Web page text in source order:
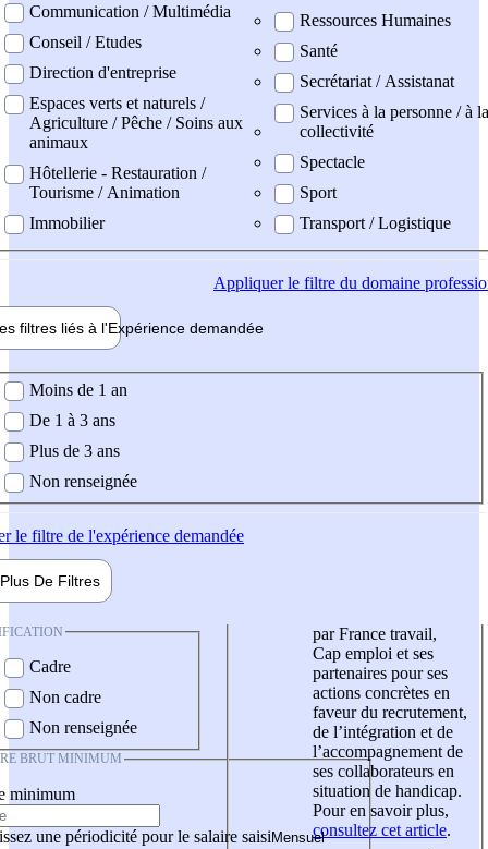
Communication / Multimédia
Conseil / Etudes
Direction d'entreprise
Espaces verts et naturels /
Agriculture / Pêche / Soins aux
animaux
Hôtellerie - Restauration /
Tourisme / Animation
Immobilier
Ressources Humaines
Santé
Secrétariat / Assistanat
Services à la personne / à la
collectivité
Spectacle
Sport
Transport / Logistique
Appliquerle filtre du domaine
filtres liés à l'Expérience demandée
demandée
Moins de 1 an
De 1 à 3 ans
Plus de 3 ans
Non renseignée
le filtre de l'expérience demandée
Plus De Filtres
Cadre
Non cadre
Non renseignée
BRUT MINIMUM
minimum
une périodicité pour le salaire saisi
par France travail,
Cap emploi et ses
partenaires pour ses
actions concrètes en
faveur du recrutement,
de l’intégration et de
l’accompagnement de
ses collaborateurs en
situation de handicap.
Pour en savoir plus,
consultez cet article.